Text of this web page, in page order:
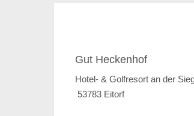
Gut Heckenhof
Hotel- & Golfresort an der
53783 Eitorf